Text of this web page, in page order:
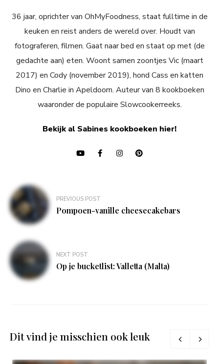
36 jaar, oprichter van OhMyFoodness, staat fulltime in de
keuken en reist anders de wereld over. Houdt van
fotograferen, filmen. Gaat naar bed en staat op met (de
gedachte aan) eten. Woont samen zoontjes Vic (maart
2017) en Cody (november 2019), hond Cass en katten
Dino en Charlie in Apeldoorn. Auteur van 8 kookboeken
waaronder de populaire Slowcookerreeks.
Bekijk al Sabines kookboeken hier!
Bericht
navigatie
PREVIOUS POST
Pompoen-vanille cheesecakebars
NEXT POST
Op je bucketlist: Valletta (Malta)
Dit vind je misschien ook leuk